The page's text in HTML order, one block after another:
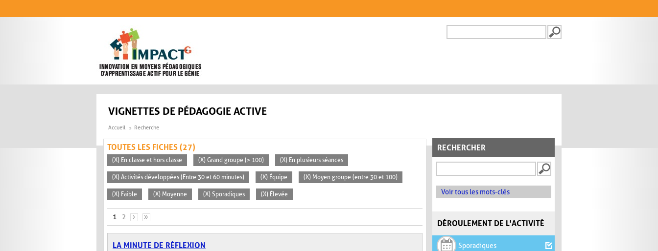
FORMULAIRE DE
VIGNETTES DE PÉDAGOGIE ACTIVE
Accueil Recherche
RECHERCHER
Voir tous les mots-clés
DÉROULEMENT DE L'ACTIVITÉ
Sporadiques
TOUTES LES FICHES (27)
(X) En classe et hors classe (X) Grand groupe (> 100) (X) En plusieurs séances
(X) Activités développées (Entre 30 et 60 minutes) (X) Équipe (X) Moyen groupe (entre 30 et 100)
(X) Faible (X) Moyenne (X) Sporadiques (X) Élevée
PAGES
1 2 › »
LA MINUTE DE RÉFLEXION